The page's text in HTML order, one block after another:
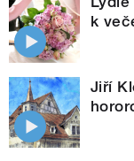
k
Jiří